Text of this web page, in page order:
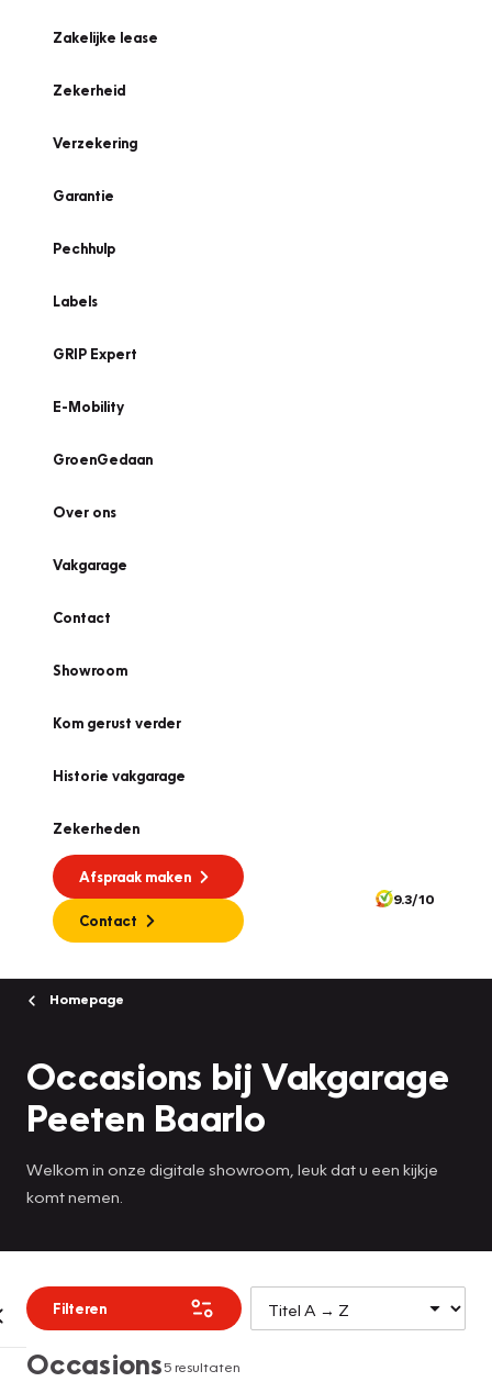
Zakelijke lease
Zekerheid
Verzekering
Garantie
Pechhulp
Labels
GRIP Expert
E-Mobility
GroenGedaan
Over ons
Vakgarage
Contact
Showroom
Kom gerust verder
Historie vakgarage
Zekerheden
Afspraak maken
Contact
9.3/10
Homepage
Occasions bij Vakgarage
Peeten Baarlo
Welkom in onze digitale showroom, leuk dat u een kijkje
komt nemen.
Filteren
Occasions5 resultaten